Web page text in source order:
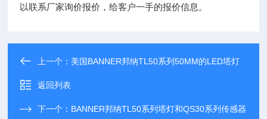
以联系厂家询价报价，给客户一手的报价信息。
上一个： 美国BANNER邦纳TL50系列50MM的LED塔灯
返回列表
下一个： BANNER邦纳TL50系列塔灯和QS30系列传感器